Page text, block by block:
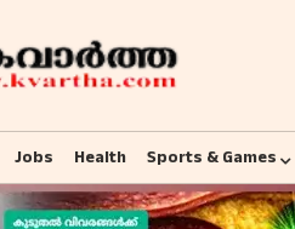
Jobs Health Sports & Games